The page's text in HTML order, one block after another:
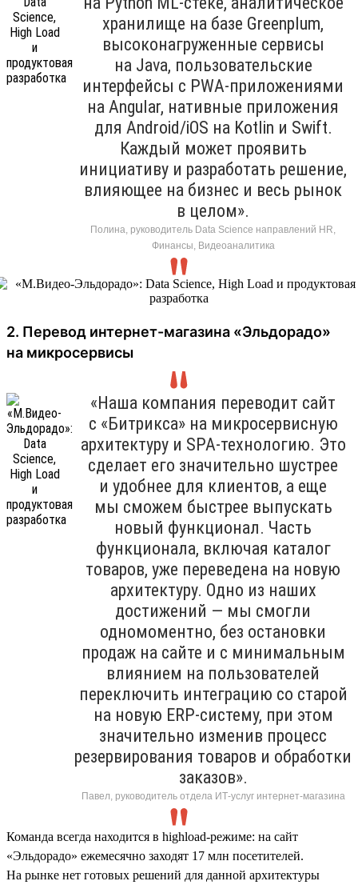
хранилище на базе Greenplum,
высоконагруженные сервисы
на Java, пользовательские
интерфейсы с PWA-приложениями
на Angular, нативные приложения
для Android/iOS на Kotlin и Swift.
Каждый может проявить
инициативу и разработать решение,
влияющее на бизнес и весь рынок
в целом».
Полина, руководитель Data Science направлений HR,
Финансы, Видеоаналитика
2. Перевод интернет-магазина «Эльдорадо»
на микросервисы
«Наша компания переводит сайт
с «Битрикса» на микросервисную
архитектуру и SPA-технологию. Это
сделает его значительно шустрее
и удобнее для клиентов, а еще
мы сможем быстрее выпускать
новый функционал. Часть
функционала, включая каталог
товаров, уже переведена на новую
архитектуру. Одно из наших
достижений — мы смогли
одномоментно, без остановки
продаж на сайте и с минимальным
влиянием на пользователей
переключить интеграцию со старой
на новую ERP-систему, при этом
значительно изменив процесс
резервирования товаров и обработки
заказов».
Павел, руководитель отдела ИТ-услуг интернет-магазина
Команда всегда находится в highload-режиме: на сайт
«Эльдорадо» ежемесячно заходят 17 млн посетителей.
На рынке нет готовых решений для данной архитектуры